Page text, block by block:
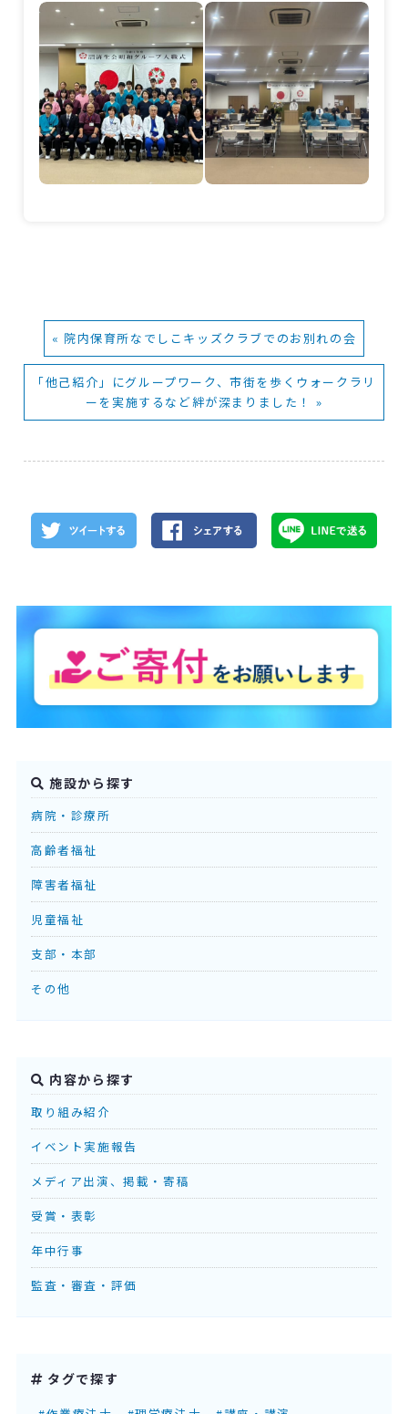
« 院内保育所なでしこキッズクラブでのお別れの会
「他己紹介」にグループワーク、市街を歩くウォークラリ
ーを実施するなど絆が深まりました！ »
施設から探す
病院・診療所
高齢者福祉
障害者福祉
児童福祉
支部・本部
その他
内容から探す
取り組み紹介
イベント実施報告
メディア出演、掲載・寄稿
受賞・表彰
年中行事
監査・審査・評価
タグで探す